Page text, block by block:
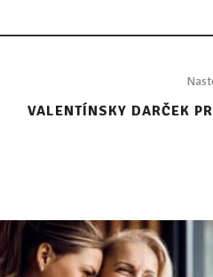
VALENTÍNSKY DARČEK